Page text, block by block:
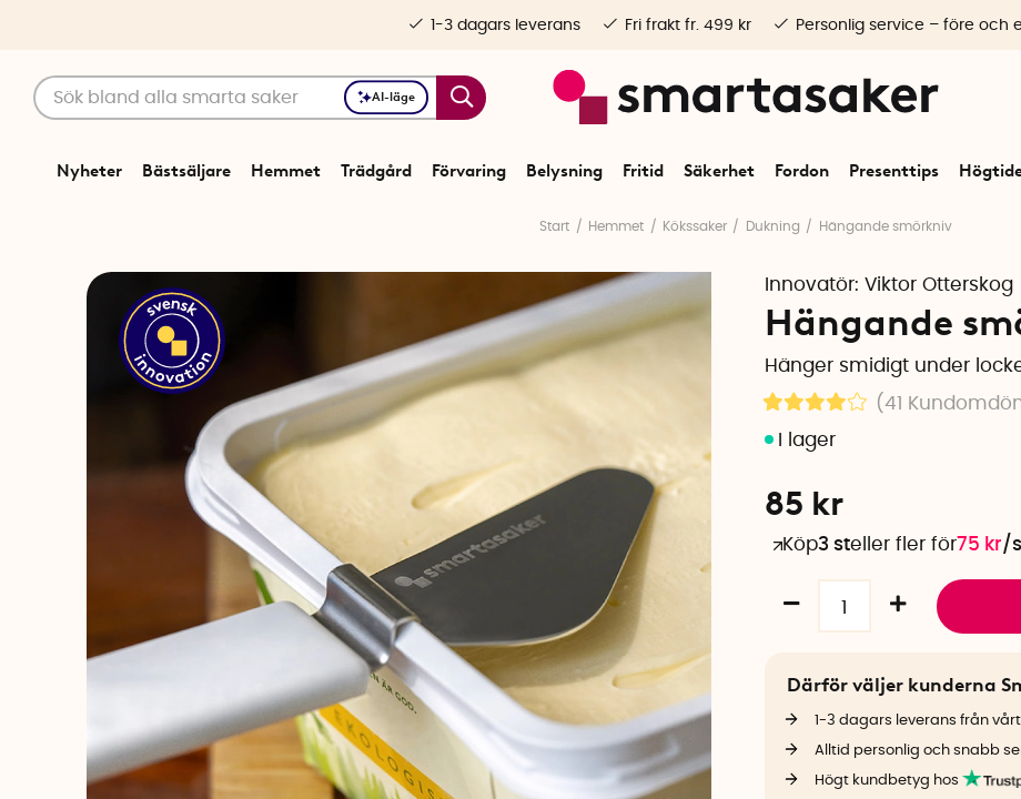
AI-läge
Nyheter Bästsäljare Hemmet Trädgård Förvaring Belysning Fritid Säkerhet Fordon Presenttips
1-3 dagars leverans Fri frakt fr. 499 kr Personlig service – före och
Start Hemmet Kökssaker Dukning Hängande smörkniv
Innovatör: Viktor Otterskog
Hängande
Hänger smidigt under
(41
85 kr
Köp3 steller fler för75 kr/
Därför väljer kunderna
1-3 dagars leverans från
Alltid personlig och snabb
Högt kundbetyg hos